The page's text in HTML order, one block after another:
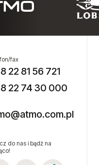
zszywaczy
elektrycznych
węży olejowych
smarowania
fax
22 81 56 721
22 74 30 000
do nas i bądź na